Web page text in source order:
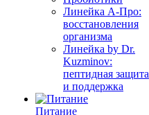
Линейка А-Про:
восстановления
организма
Линейка by Dr.
Kuzminov:
пептидная защита
и поддержка
Питание